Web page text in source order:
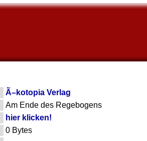
Ã–kotopia Verlag
Am Ende des Regebogens
hier klicken!
0 Bytes